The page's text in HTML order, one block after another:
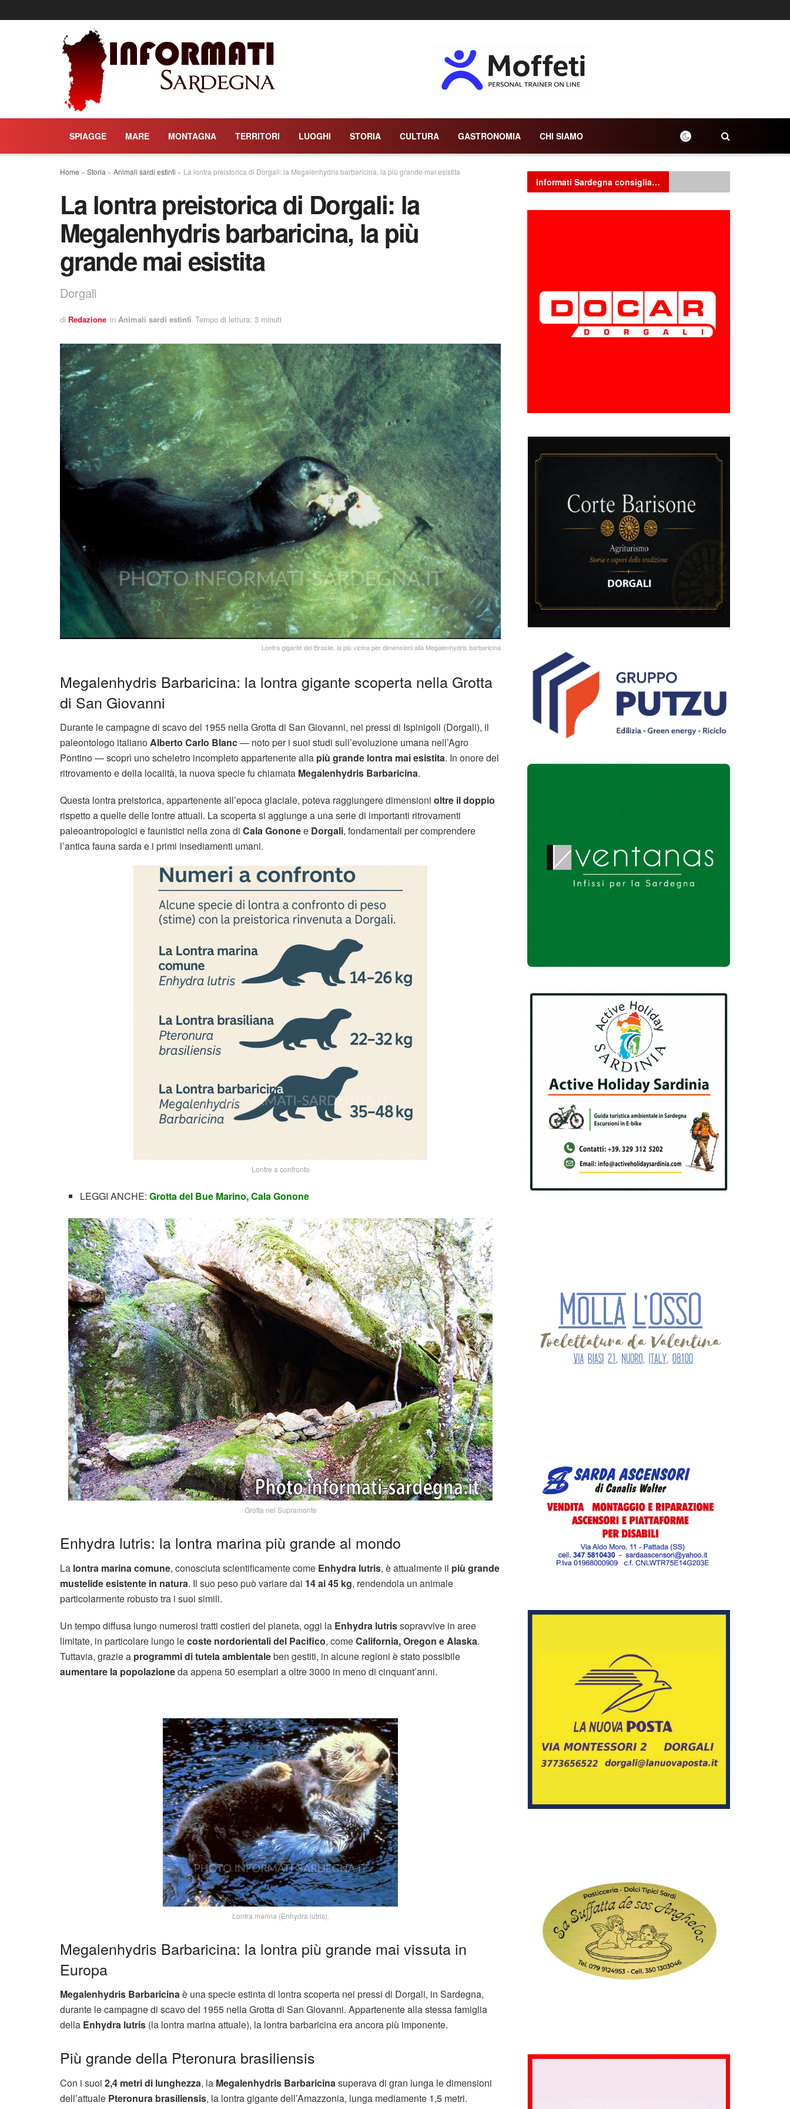
SPIAGGE MARE MONTAGNA TERRITORI LUOGHI STORIA CULTURA GASTRONOMIA CHI SIAMO
Home » Storia » Animali sardi estinti » La lontra preistorica di Dorgali: la Megalenhydris barbaricina, la più grande mai esistita
La lontra preistorica di Dorgali: la
Megalenhydris barbaricina, la più
grande mai esistita
Dorgali
di Redazione in Animali sardi estinti Tempo di lettura: 3 minuti
Lontra gigante del Brasile, la più vicina per dimensioni alla Megalenhydris barbaricina
Megalenhydris Barbaricina: la lontra gigante scoperta nella Grotta
di San Giovanni
Durante le campagne di scavo del 1955 nella Grotta di San Giovanni, nei pressi di Ispinigoli (Dorgali), il
paleontologo italianoAlberto Carlo Blanc— noto per i suoi studi sull’evoluzione umana nell’Agro
Pontino — scoprì uno scheletro incompleto appartenente alla più grande lontra mai esistita. In onore del
ritrovamento e della località, la nuova specie fu chiamata Megalenhydris Barbaricina.
Questa lontra preistorica, appartenente all’epoca glaciale, poteva raggiungere dimensioni oltre il doppio
rispetto a quelle delle lontre attuali. La scoperta si aggiunge a una serie di importanti ritrovamenti
paleoantropologici e faunistici nella zona di Cala Gononee Dorgali, fondamentali per comprendere
l’antica fauna sarda e i primi insediamenti umani.
Lontre a confronto
LEGGI ANCHE:Grotta del Bue Marino, Cala Gonone
Grotta nel Supramonte
Enhydra lutris: la lontra marina più grande al mondo
La lontra marina comune, conosciuta scientificamente come Enhydra lutris, è attualmente il più grande
mustelide esistente in natura. Il suo peso può variare dai 14 ai 45 kg, rendendola un animale
particolarmente robusto tra i suoi simili.
Un tempo diffusa lungo numerosi tratti costieri del pianeta, oggi la Enhydra lutrissopravvive in aree
limitate, in particolare lungo lecoste nordorientali del Pacifico, comeCalifornia, Oregon e Alaska.
Tuttavia, grazie a programmi di tutela ambientaleben gestiti, in alcune regioni è stato possibile
aumentare la popolazioneda appena 50 esemplari a oltre 3000 in meno di cinquant’anni.
Lontra marina (Enhydra lutris).
Megalenhydris Barbaricina: la lontra più grande mai vissuta in
Europa
Megalenhydris Barbaricinaè una specie estinta di lontra scoperta nei pressi di Dorgali, in Sardegna,
durante le campagne di scavo del 1955 nella Grotta di San Giovanni. Appartenente alla stessa famiglia
della Enhydra lutris (la lontra marina attuale), la lontra barbaricina era ancora più imponente.
Più grande della Pteronura brasiliensis
Con i suoi 2,4 metri di lunghezza, la Megalenhydris Barbaricinasuperava di gran lunga le dimensioni
dell’attuale Pteronura brasiliensis, la lontra gigante dell’Amazzonia, lunga mediamente 1,5 metri.
Informati Sardegna consiglia…